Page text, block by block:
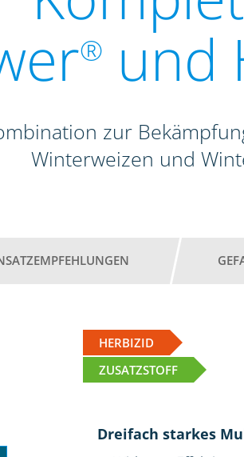
® und
zur
Winterweizen und
HERBIZID
ZUSATZSTOFF
Dreifach starkes